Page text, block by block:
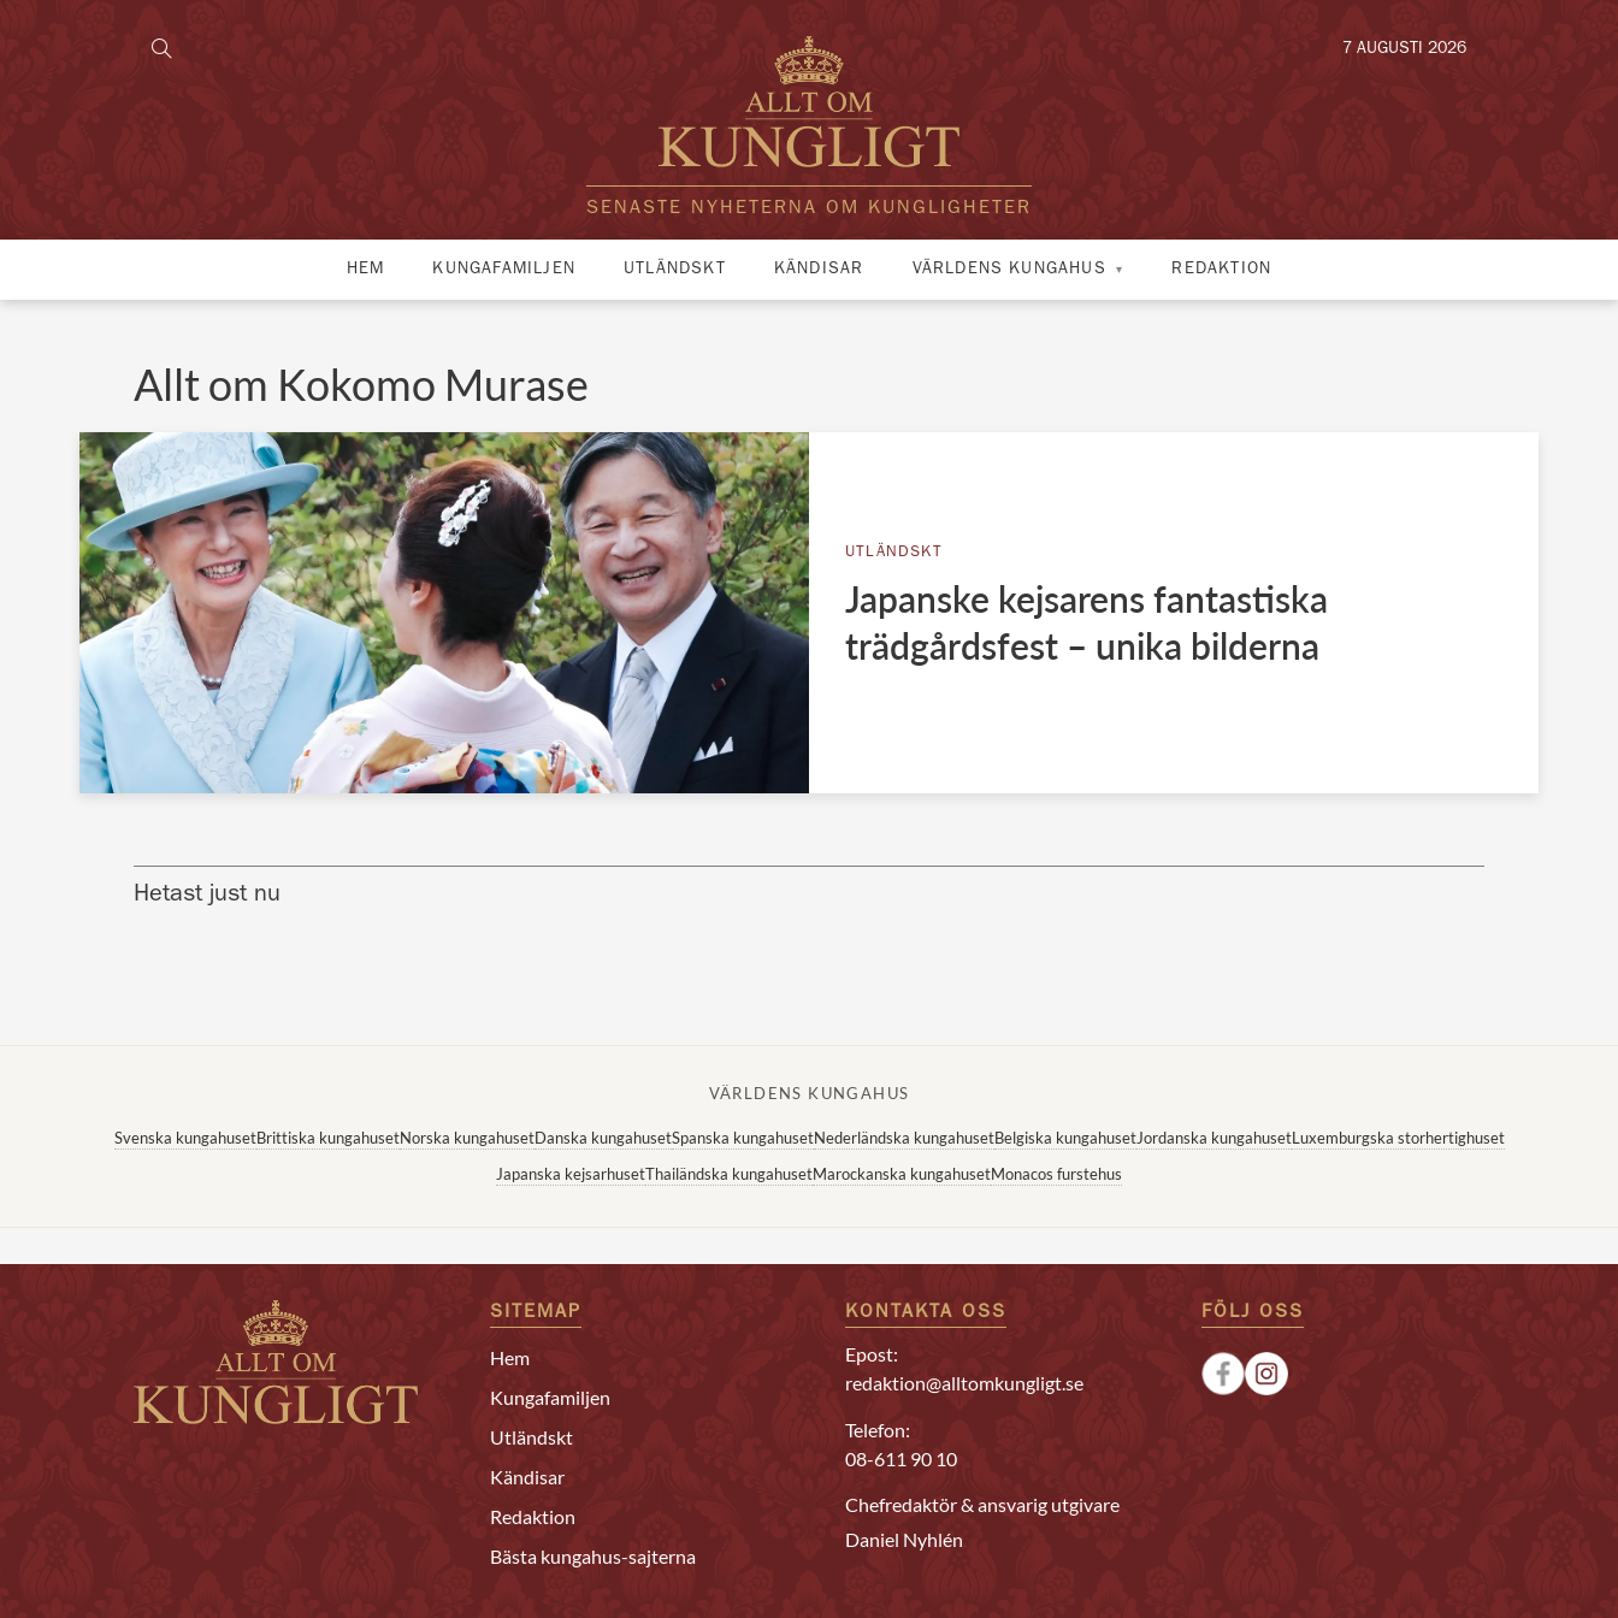
SENASTE NYHETERNA OM KUNGLIGHETER
7 AUGUSTI 2026
HEM KUNGAFAMILJEN UTLÄNDSKT KÄNDISAR VÄRLDENS KUNGAHUS REDAKTION
Allt om Kokomo Murase
UTLÄNDSKT
Japanske kejsarens fantastiska
trädgårdsfest – unika bilderna
Hetast just nu
VÄRLDENS KUNGAHUS
Svenska kungahusetBrittiska kungahusetNorska kungahusetDanska kungahusetSpanska kungahusetNederländska kungahusetBelgiska kungahusetJordanska kungahusetLuxemburgska storhertighuset
Japanska kejsarhusetThailändska kungahusetMarockanska kungahusetMonacos furstehus
SITEMAP
Hem
Kungafamiljen
Utländskt
Kändisar
Redaktion
Bästa kungahus-sajterna
KONTAKTA OSS
Epost:
redaktion@alltomkungligt.se
Telefon:
08-611 90 10
Chefredaktör & ansvarig utgivare
Daniel Nyhlén
FÖLJ OSS